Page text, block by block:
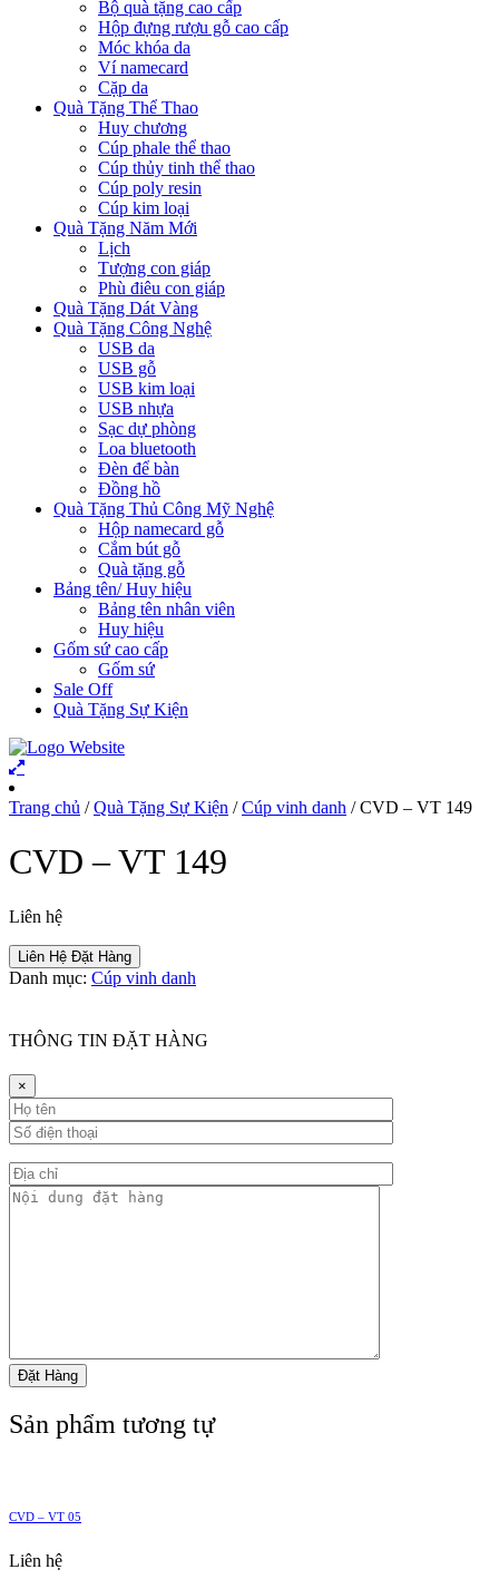
Bộ quà tặng cao cấp
Hộp đựng rượu gỗ cao cấp
Móc khóa da
Ví namecard
Cặp da
Quà Tặng Thể Thao
Huy chương
Cúp phale thể thao
Cúp thủy tinh thể thao
Cúp poly resin
Cúp kim loại
Quà Tặng Năm Mới
Lịch
Tượng con giáp
Phù điêu con giáp
Quà Tặng Dát Vàng
Quà Tặng Công Nghệ
USB da
USB gỗ
USB kim loại
USB nhựa
Sạc dự phòng
Loa bluetooth
Đèn để bàn
Đồng hồ
Quà Tặng Thủ Công Mỹ Nghệ
Hộp namecard gỗ
Cắm bút gỗ
Quà tặng gỗ
Bảng tên/ Huy hiệu
Bảng tên nhân viên
Huy hiệu
Gốm sứ cao cấp
Gốm sứ
Sale Off
Quà Tặng Sự Kiện
Trang chủ /Quà Tặng Sự Kiện /Cúp vinh danh / CVD – VT 149
CVD – VT 149
Liên hệ
Liên Hệ Đặt Hàng
Danh mục: Cúp vinh danh
THÔNG TIN ĐẶT HÀNG
×
Sản phẩm tương tự
CVD – VT 05
Liên hệ